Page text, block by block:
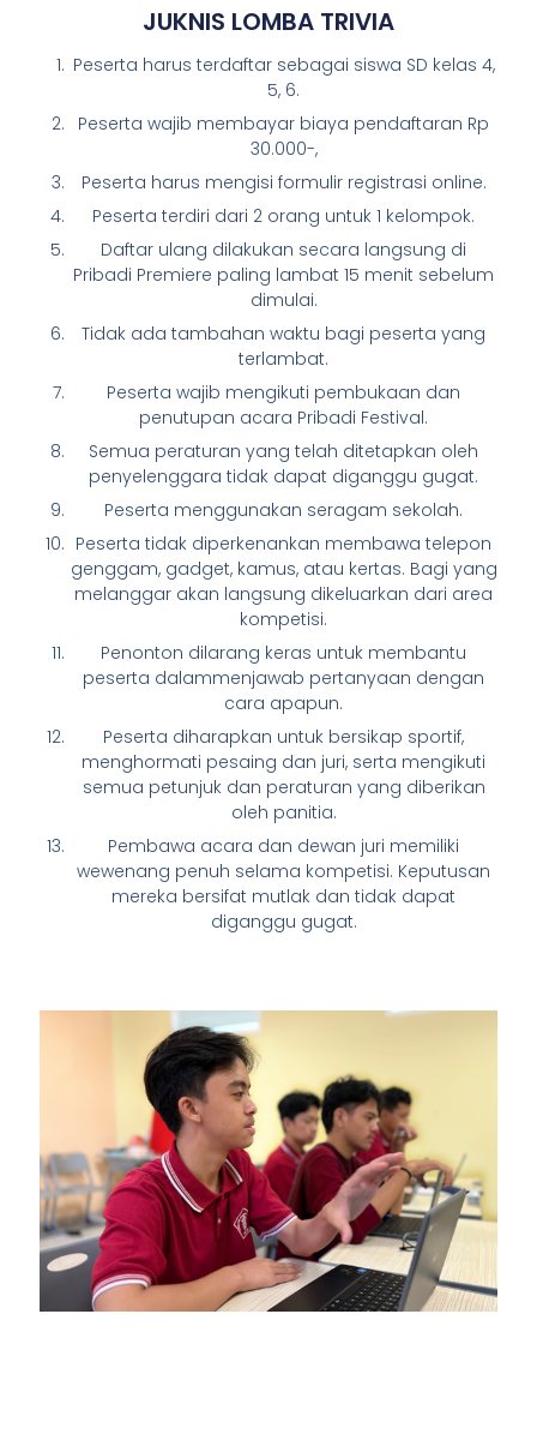
JUKNIS LOMBA TRIVIA
Peserta harus terdaftar sebagai siswa SD kelas 4,
5, 6.
Peserta wajib membayar biaya pendaftaran Rp
30.000-,
Peserta harus mengisi formulir registrasi online.
Peserta terdiri dari 2 orang untuk 1 kelompok.
Daftar ulang dilakukan secara langsung di
Pribadi Premiere paling lambat 15 menit sebelum
dimulai.
Tidak ada tambahan waktu bagi peserta yang
terlambat.
Peserta wajib mengikuti pembukaan dan
penutupan acara Pribadi Festival.
Semua peraturan yang telah ditetapkan oleh
penyelenggara tidak dapat diganggu gugat.
Peserta menggunakan seragam sekolah.
Peserta tidak diperkenankan membawa telepon
genggam, gadget, kamus, atau kertas. Bagi yang
melanggar akan langsung dikeluarkan dari area
kompetisi.
Penonton dilarang keras untuk membantu
peserta dalammenjawab pertanyaan dengan
cara apapun.
Peserta diharapkan untuk bersikap sportif,
menghormati pesaing dan juri, serta mengikuti
semua petunjuk dan peraturan yang diberikan
oleh panitia.
Pembawa acara dan dewan juri memiliki
wewenang penuh selama kompetisi. Keputusan
mereka bersifat mutlak dan tidak dapat
diganggu gugat.